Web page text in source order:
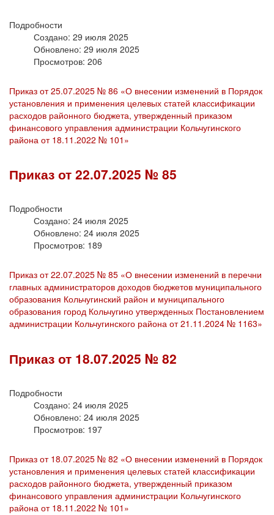
Подробности
Создано: 29 июля 2025
Обновлено: 29 июля 2025
Просмотров: 206
Приказ от 25.07.2025 № 86 «О внесении изменений в Порядок
установления и применения целевых статей классификации
расходов районного бюджета, утвержденный приказом
финансового управления администрации Кольчугинского
района от 18.11.2022 № 101»
Приказ от 22.07.2025 № 85
Подробности
Создано: 24 июля 2025
Обновлено: 24 июля 2025
Просмотров: 189
Приказ от 22.07.2025 № 85 «О внесении изменений в перечни
главных администраторов доходов бюджетов муниципального
образования Кольчугинский район и муниципального
образования город Кольчугино утвержденных Постановлением
администрации Кольчугинского района от 21.11.2024 № 1163»
Приказ от 18.07.2025 № 82
Подробности
Создано: 24 июля 2025
Обновлено: 24 июля 2025
Просмотров: 197
Приказ от 18.07.2025 № 82 «О внесении изменений в Порядок
установления и применения целевых статей классификации
расходов районного бюджета, утвержденный приказом
финансового управления администрации Кольчугинского
района от 18.11.2022 № 101»